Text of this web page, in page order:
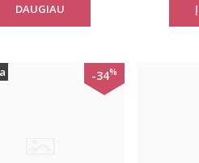
DAUGIAU
-34%